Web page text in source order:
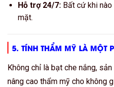
Hỗ trợ 24/7:Bất cứ khi nào
mặt.
5. TÍNH THẨM MỸ LÀ MỘT
Không chỉ là bạt che nắng,
nâng cao thẩm mỹ cho không